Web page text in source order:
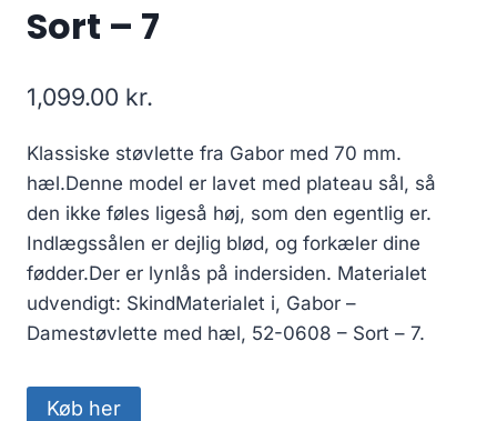
Sort – 7
1,099.00 kr.
Klassiske støvlette fra Gabor med 70 mm.
hæl.Denne model er lavet med plateau sål, så
den ikke føles ligeså høj, som den egentlig er.
Indlægssålen er dejlig blød, og forkæler dine
fødder.Der er lynlås på indersiden. Materialet
udvendigt: SkindMaterialet i, Gabor –
Damestøvlette med hæl, 52-0608 – Sort – 7.
Køb her